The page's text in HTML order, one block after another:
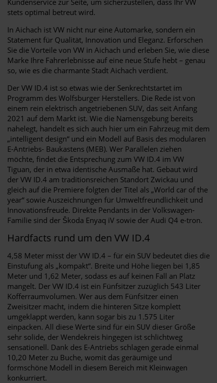
stets optimal betreut wird.
In Aichach ist VW nicht nur eine Automarke, sondern ein
Statement für Qualität, Innovation und Eleganz. Erforschen
Sie die Vorteile von VW in Aichach und erleben Sie, wie diese
Marke Ihre Fahrerlebnisse auf eine neue Stufe hebt – genau
so, wie es die charmante Stadt Aichach verdient.
Der VW ID.4 ist so etwas wie der Senkrechtstartet im
Programm des Wolfsburger Herstellers. Die Rede ist von
einem rein elektrisch angetriebenen SUV, das seit Anfang
2021 auf dem Markt ist. Wie die Namensgebung bereits
nahelegt, handelt es sich auch hier um ein Fahrzeug mit dem
„intelligent design“ und ein Modell auf Basis des modularen
E-Antriebs- Baukastens (MEB). Wer Parallelen ziehen
möchte, findet die Entsprechung zum VW ID.4 im VW
Tiguan, der in etwa identische Ausmaße hat. Gebaut wird
der VW ID.4 am traditionsreichen Standort Zwickau und
gleich auf die Premiere folgten der Titel als „World car of the
year“ sowie Auszeichnungen für Umweltfreundlichkeit und
Innovationsfreude. Direkte Pendants in der Volkswagen-
Familie sind der Škoda Enyaq iV sowie der Audi Q4 e-tron.
Hardfacts rund um den VW ID.4
4,58 Meter misst der VW ID.4 – für ein SUV bedeutet dies die
Einstufung als „kompakt“. Breite und Höhe liegen bei 1,85
Meter und 1,62 Meter, sodass es auf keinen Fall an Platz
mangelt. Der VW ID.4 ist ein Fünfsitzer zuzüglich 543 Liter
Kofferraumvolumen. Wer aus dem Fünfsitzer einen
Zweisitzer macht, indem die hinteren Sitze komplett
umgeklappt werden, kann sogar bis zu 1.575 Liter
einpacken. All diese Werte sind für ein SUV dieser Größe
sehr solide, der Wendekreis hingegen ist schlichtweg
sensationell. Dank des E-Antriebs schlagen gerade einmal
10,20 Meter zu Buche, womit das geräumige und
formschöne Modell in diesem Bereich mit Kleinwagen
konkurriert.